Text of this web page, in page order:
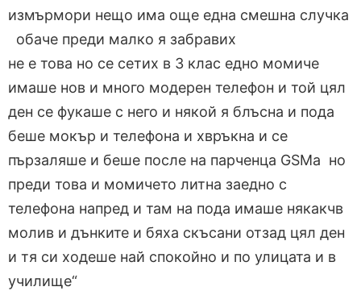
измърмори нещо има още една смешна случка
обаче преди малко я забравих
не е това но се сетих в 3 клас едно момиче
имаше нов и много модерен телефон и той цял
ден се фукаше с него и някой я блъсна и пода
беше мокър и телефона и хвръкна и се
пързаляше и беше после на парченца GSMa но
преди това и момичето литна заедно с
телефона напред и там на пода имаше някакчв
молив и дънките и бяха скъсани отзад цял ден
и тя си ходеше най спокойно и по улицата и в
училище“